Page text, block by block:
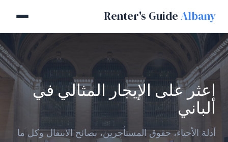
Renter's Guide Albany
اعثر على الإيجار المثالي في
ألباني
أدلة الأحياء، حقوق المستأجرين، نصائح الانتقال وكل ما